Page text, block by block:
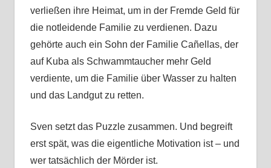
verließen ihre Heimat, um in der Fremde Geld für
die notleidende Familie zu verdienen. Dazu
gehörte auch ein Sohn der Familie Cañellas, der
auf Kuba als Schwammtaucher mehr Geld
verdiente, um die Familie über Wasser zu halten
und das Landgut zu retten.
Sven setzt das Puzzle zusammen. Und begreift
erst spät, was die eigentliche Motivation ist – und
wer tatsächlich der Mörder ist.